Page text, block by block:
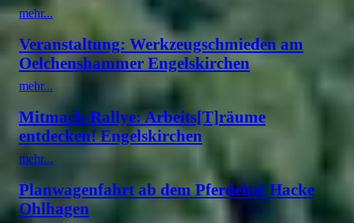
mehr...
Veranstaltung: Werkzeugschmieden am
Oelchenshammer Engelskirchen
mehr...
Mitmach-Rallye: Arbeits[T]räume
entdecken! Engelskirchen
mehr...
Planwagenfahrt ab dem Pferdehof Hacke
Ohlhagen